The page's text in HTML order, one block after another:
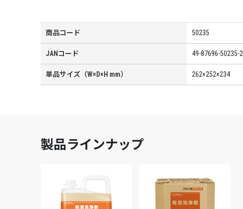
商品コード 50235
JANコード 49-87696-50235-2
単品サイズ（W×D×H mm） 262×252×234
製品ラインナップ